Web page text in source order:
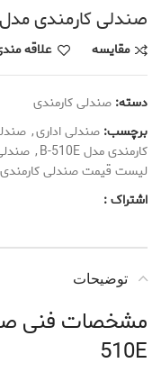
صندلی کارمندی مدل B-510E
مقایسه علاقه
دسته: صندلی کارمندی
برچسب: صندلی اداری,
کارمندی مدل B-510E
,
لیست قیمت صندلی کارمندی
اشتراک :
توضیحات
510E